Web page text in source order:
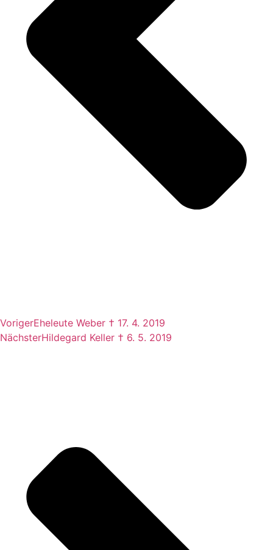
VorigerEheleute Weber † 17. 4. 2019
NächsterHildegard Keller † 6. 5. 2019